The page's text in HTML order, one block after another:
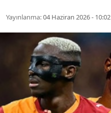
Yayınlanma:04 Haziran 2026 - 10:02